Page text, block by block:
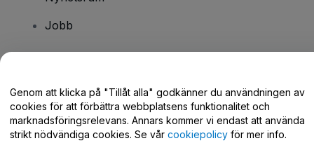
Jobb
Hjälpcenter / Kontakta oss
Genom att klicka på "Tillåt alla" godkänner du användningen av
cookies för att förbättra webbplatsens funktionalitet och
marknadsföringsrelevans. Annars kommer vi endast att använda
strikt nödvändiga cookies. Se vår cookiepolicy för mer info.